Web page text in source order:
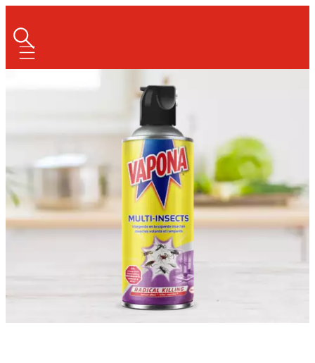
Mobile navigation